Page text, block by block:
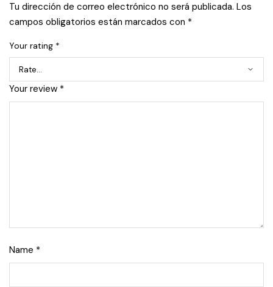
Tu dirección de correo electrónico no será publicada. Los
campos obligatorios están marcados con *
Your rating *
Your review *
Name *